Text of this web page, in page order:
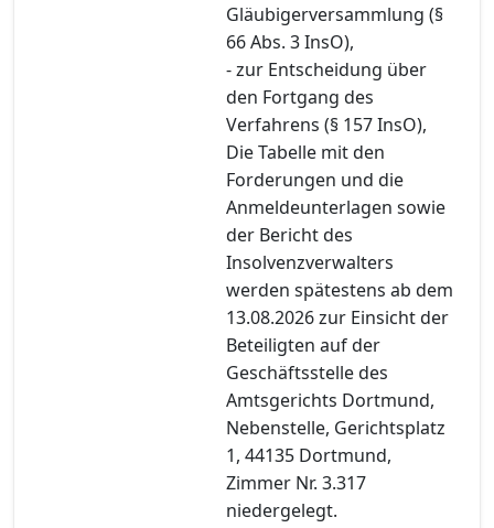
Gläubigerversammlung (§
66 Abs. 3 InsO),
- zur Entscheidung über
den Fortgang des
Verfahrens (§ 157 InsO),
Die Tabelle mit den
Forderungen und die
Anmeldeunterlagen sowie
der Bericht des
Insolvenzverwalters
werden spätestens ab dem
13.08.2026 zur Einsicht der
Beteiligten auf der
Geschäftsstelle des
Amtsgerichts Dortmund,
Nebenstelle, Gerichtsplatz
1, 44135 Dortmund,
Zimmer Nr. 3.317
niedergelegt.